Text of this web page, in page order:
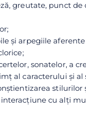
greutate, punct de
și arpegiile aferente
sonatelor, a
al caracterului și al
stilurilor
cu alți